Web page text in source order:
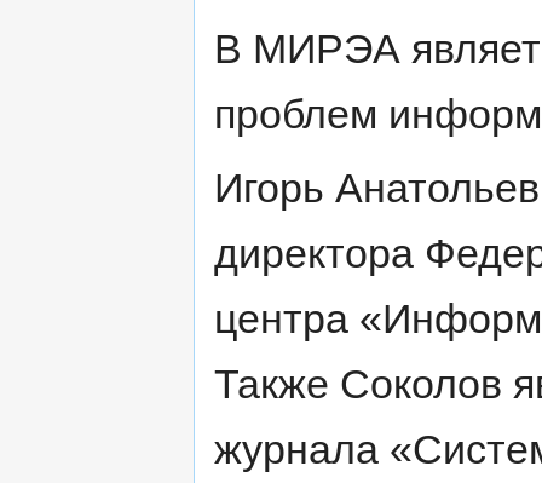
В МИРЭА
проблем
Игорь
директора
центра
Также Соколов
журнала